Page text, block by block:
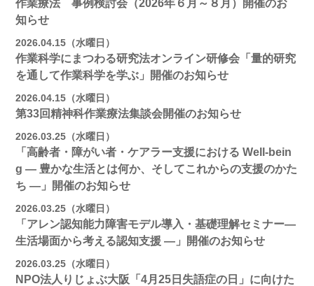
作業療法 事例検討会（2026年６月～８月）開催のお
知らせ
2026.04.15（水曜日）
作業科学にまつわる研究法オンライン研修会「量的研究
を通して作業科学を学ぶ」開催のお知らせ
2026.04.15（水曜日）
第33回精神科作業療法集談会開催のお知らせ
2026.03.25（水曜日）
「高齢者・障がい者・ケアラー支援における Well-bein
g ― 豊かな生活とは何か、そしてこれからの支援のかた
ち ―」開催のお知らせ
2026.03.25（水曜日）
「アレン認知能力障害モデル導入・基礎理解セミナー―
生活場面から考える認知支援 ―」開催のお知らせ
2026.03.25（水曜日）
NPO法人りじょぶ大阪「4月25日失語症の日」に向けた